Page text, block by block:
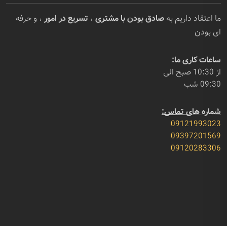
ما اعتقاد داریم به صادق بودن با مشتری ، تسریع در امور ، و حرفه
ای بودن
ساعات کاری ما:
از 10:30 صبح الی
09:30 شب
شماره های تماس:
09121993023
09397201569
09120283306